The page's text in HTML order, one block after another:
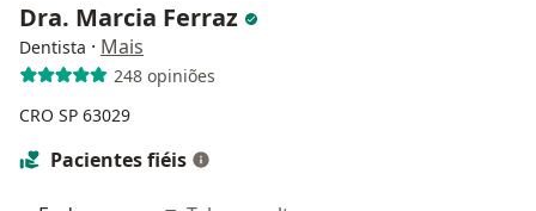
Dra. Marcia Ferraz
Dentista · Mais
248 opiniões
CRO SP 63029
Pacientes fiéis